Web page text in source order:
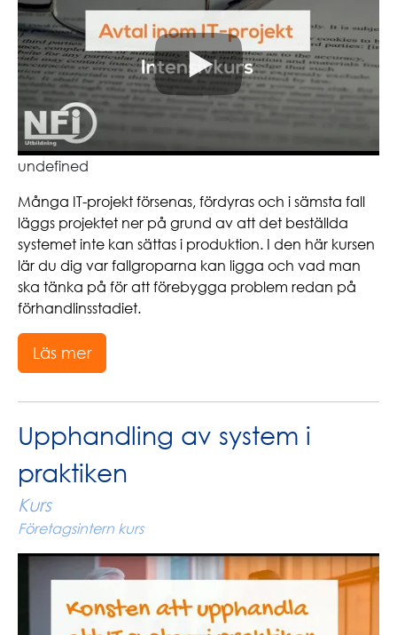
undefined
Många IT-projekt försenas, fördyras och i sämsta fall
läggs projektet ner på grund av att det beställda
systemet inte kan sättas i produktion. I den här kursen
lär du dig var fallgroparna kan ligga och vad man
ska tänka på för att förebygga problem redan på
förhandlinsstadiet.
Läs mer
Upphandling av system i
praktiken
Kurs
Företagsintern kurs